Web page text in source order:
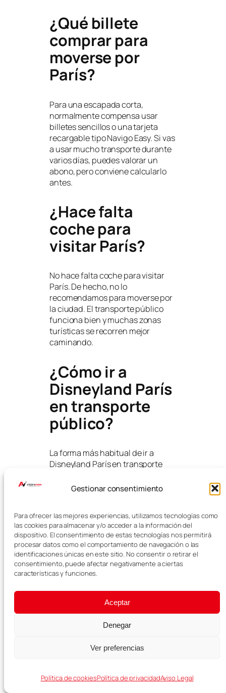
Gestionar consentimiento
Para ofrecer las mejores experiencias, utilizamos tecnologías como
las cookies para almacenar y/o acceder a la información del
dispositivo. El consentimiento de estas tecnologías nos permitirá
procesar datos como el comportamiento de navegación o las
identificaciones únicas en este sitio. No consentir o retirar el
consentimiento, puede afectar negativamente a ciertas
características y funciones.
Aceptar
Denegar
Ver preferencias
Política de cookiesPolítica de privacidadAviso Legal
¿Qué billete
comprar para
moverse por
París?
Para una escapada corta,
normalmente compensa usar
billetes sencillos o una tarjeta
recargable tipo Navigo Easy. Si vas
a usar mucho transporte durante
varios días, puedes valorar un
abono, pero conviene calcularlo
antes.
¿Hace falta
coche para
visitar París?
No hace falta coche para visitar
París. De hecho, no lo
recomendamos para moverse por
la ciudad. El transporte público
funciona bien y muchas zonas
turísticas se recorren mejor
caminando.
¿Cómo ir a
Disneyland París
en transporte
público?
La forma más habitual de ir a
Disneyland París en transporte
Marne-la-Vallée/Chessy, la
¿Cómo ir a
Versalles desde
París?
Una de las formas más habituales
de ir a Versalles desde París es
usar el RER C hasta Versailles
puedes caminar hasta el Palacio
Más